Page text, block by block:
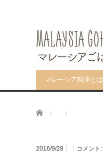
マレーシア料理とは
ホーム
2016/9/28 コメント: